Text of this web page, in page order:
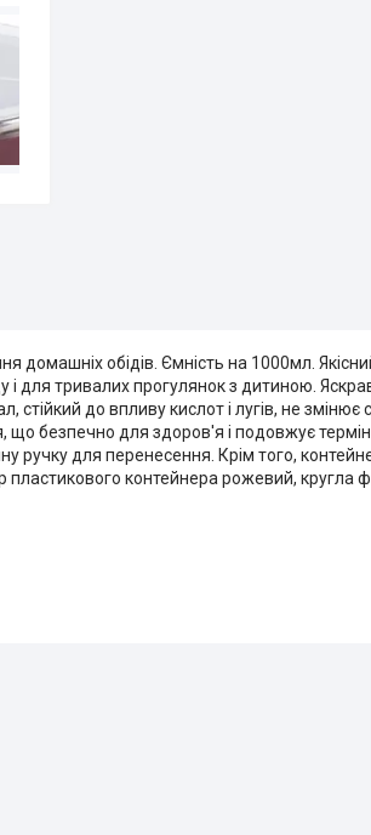
обідів. Ємність на 1000мл.
і для тривалих прогулянок з дитиною.
до впливу кислот і лугів, не змінює
що безпечно для здоров'я і подовжує
ручку для перенесення. Крім того,
контейнера рожевий, кругла